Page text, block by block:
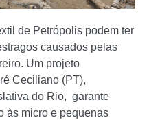
de Petrópolis podem ter
causados pelas
Um projeto
Ceciliano (PT),
do Rio, garante
às micro e pequenas